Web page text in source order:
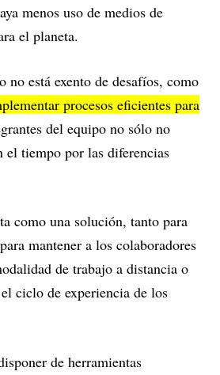
menos uso de medios de
el planeta.
está exento de desafíos, como
procesos eficientes para
del equipo no sólo no
el tiempo por las diferencias
como una solución, tanto para
mantener a los colaboradores
de trabajo a distancia o
ciclo de experiencia de los
de herramientas